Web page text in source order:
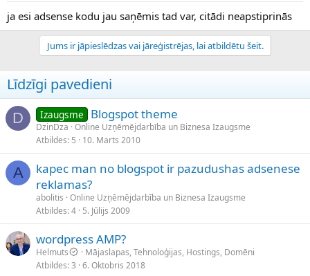
ja esi adsense kodu jau saņēmis tad var, citādi neapstiprinās
Jums ir jāpieslēdzas vai jāreģistrējas, lai atbildētu šeit.
Līdzīgi pavedieni
D Izaugsme Blogspot theme
DzinDza Online Uzņēmējdarbība un Biznesa Izaugsme
Atbildes 5 10. Marts 2010
A
kapec man no blogspot ir pazudushas adsenese
reklamas?
abolitis Online Uzņēmējdarbība un Biznesa Izaugsme
Atbildes 4 5. Jūlijs 2009
wordpress AMP?
Helmuts
Mājaslapas, Tehnoloģijas, Hostings, Domēni
Atbildes 3 6. Oktobris 2018